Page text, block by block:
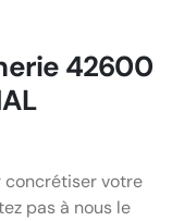
42600
concrétiser votre
pas à nous le